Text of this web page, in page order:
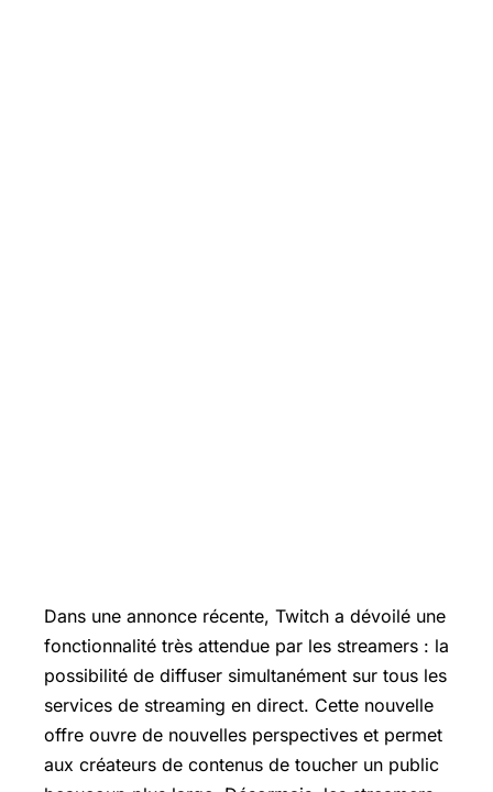
Dans une annonce récente, Twitch a dévoilé une
fonctionnalité très attendue par les streamers : la
possibilité de diffuser simultanément sur tous les
services de streaming en direct. Cette nouvelle
offre ouvre de nouvelles perspectives et permet
aux créateurs de contenus de toucher un public